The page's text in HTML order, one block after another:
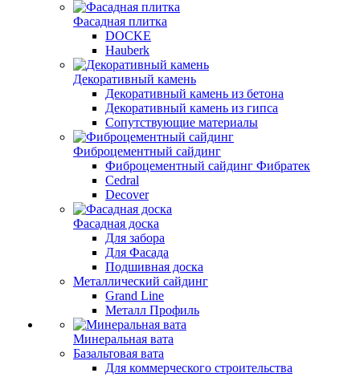
Фасадная плитка
DOCKE
Hauberk
Декоративный камень
Декоративный камень из бетона
Декоративный камень из гипса
Сопутствующие материалы
Фиброцементный сайдинг
Фиброцементный сайдинг Фибратек
Cedral
Decover
Фасадная доска
Для забора
Для Фасада
Подшивная доска
Металлический сайдинг
Grand Line
Металл Профиль
Минеральная вата
Базальтовая вата
Для коммерческого строительства